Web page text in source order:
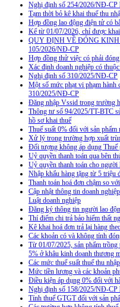
Nghị định số 254/2026/NĐ-CP
Tạm thời bỏ kê khai thuế thu
Hợp đồng lao động điện tử có
Kể từ 01/07/2026, chỉ được
QUY ĐỊNH VỀ ĐÓNG
105/2026/NĐ-CP
Hợp đồng thử việc có phải
Xác định doanh nghiệp có
Nghị định số 310/2025/NĐ-CP
Một số mức phạt vi phạm
310/2025/NĐ-CP
Đăng nhập Vssid trong trường
Thông tư số 94/2025/TT-BTC
hồ sơ khai thuế
Thuế suất 0% đối với sản phẩm
Xử lý trong trường hợp xuất
Đối tượng không áp dụng Thuế
Uỷ quyền thanh toán qua bên
Uỷ quyền thanh toán cho
Nhập khẩu hàng tặng từ 5 triệu
Thanh toán hoá đơn chậm so
Cập nhật thông tin doanh
Luật doanh nghiệp
Đăng ký thông tin người lao
Thí điểm chi trả bảo hiểm thất
Kê khai hoá đơn trả lại hàng
Các khoản có và không tính
Từ 01/07/2025, sản phẩm
5% ở khâu kinh doanh thương
Các mức thuế suất thuế thu
Mức tiền lương và các khoản
Điều kiện áp dụng 0% đối với
Nghị định số 158/2025/NĐ-
Tính thuế GTGT đối với sản